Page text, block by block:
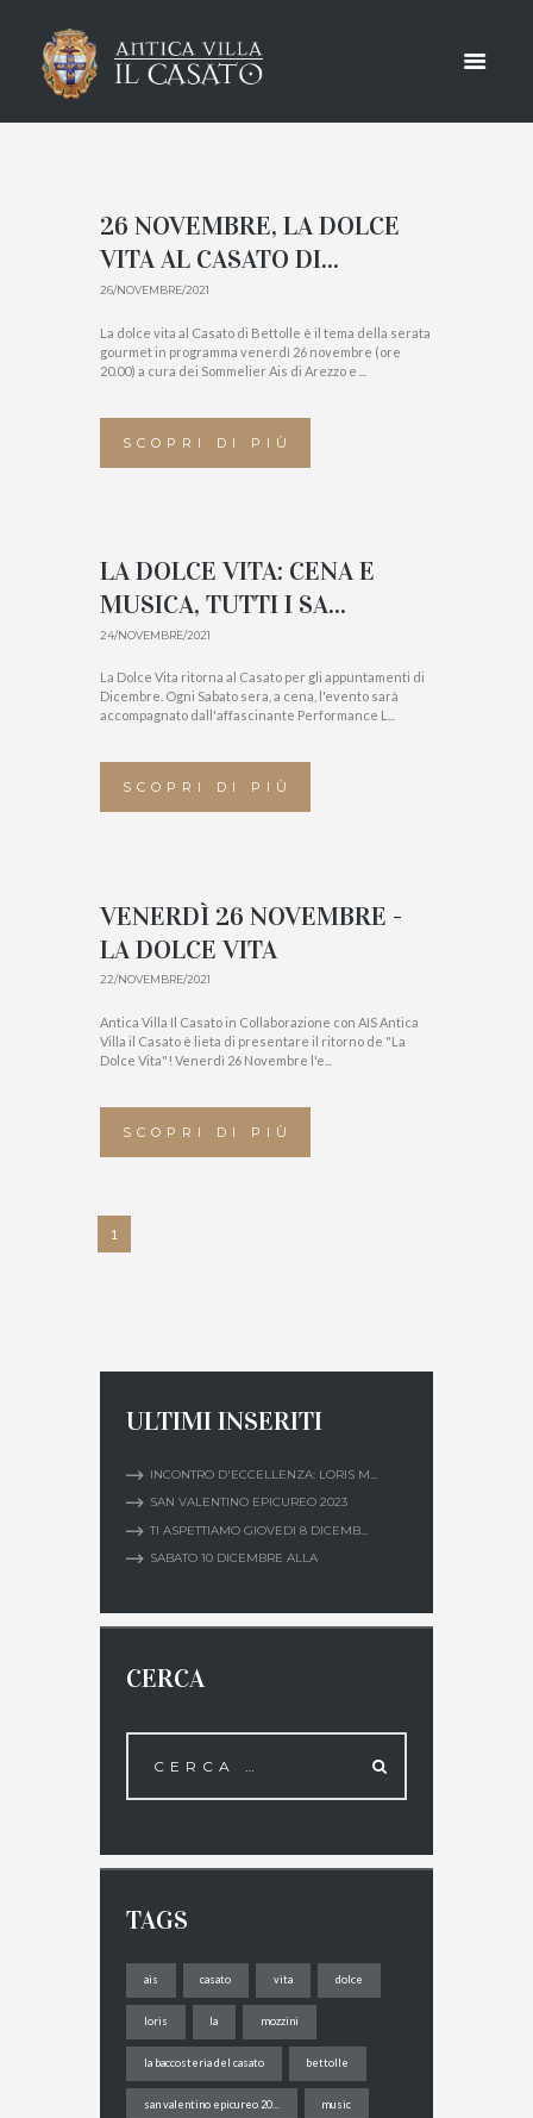
26 NOVEMBRE, LA DOLCE
VITA AL CASATO DI...
26/NOVEMBRE/2021
La dolce vita al Casato di Bettolle è il tema della serata
gourmet in programma venerdì 26 novembre (ore
20.00) a cura dei Sommelier Ais di Arezzo e ...
SCOPRI DI PIÙ
LA DOLCE VITA: CENA E
MUSICA, TUTTI I SA...
24/NOVEMBRE/2021
La Dolce Vita ritorna al Casato per gli appuntamenti di
Dicembre. Ogni Sabato sera, a cena, l'evento sarà
accompagnato dall'affascinante Performance L...
SCOPRI DI PIÙ
VENERDÌ 26 NOVEMBRE -
LA DOLCE VITA
22/NOVEMBRE/2021
Antica Villa Il Casato in Collaborazione con AIS Antica
Villa il Casato è lieta di presentare il ritorno de "La
Dolce Vita"! Venerdì 26 Novembre l'e...
SCOPRI DI PIÙ
1
ULTIMI INSERITI
INCONTRO D'ECCELLENZA: LORIS M...
SAN VALENTINO EPICUREO 2023
TI ASPETTIAMO GIOVEDI 8 DICEMB...
SABATO 10 DICEMBRE ALLA
CERCA
TAGS
ais casato vita dolce
loris la mozzini
la baccosteria del casato bettolle
san valentino epicureo 20... music